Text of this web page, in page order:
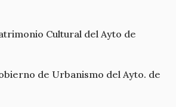
Cultural del Ayto de
de Urbanismo del Ayto. de